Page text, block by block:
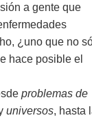
a gente que
¿uno que no
hace posible el
problemas de
universos, hasta